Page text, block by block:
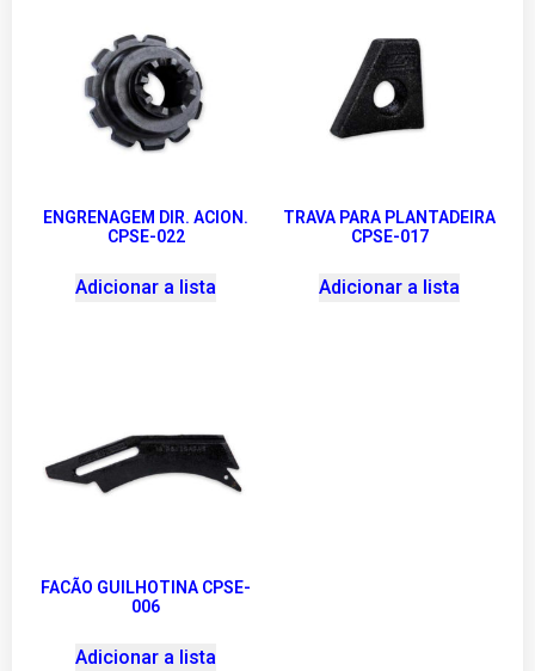
ENGRENAGEM DIR. ACION.
CPSE-022
Adicionar a lista
TRAVA PARA PLANTADEIRA
CPSE-017
Adicionar a lista
FACÃO GUILHOTINA CPSE-
006
Adicionar a lista